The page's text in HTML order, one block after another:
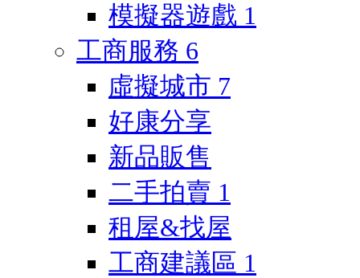
模擬器遊戲 1
工商服務 6
虛擬城市 7
好康分享
新品販售
二手拍賣 1
租屋&找屋
工商建議區 1